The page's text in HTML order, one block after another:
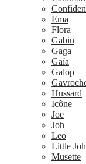
Ema
Flora
Gabin
Gaga
Gaïa
Galop
Hussard
Icône
Joe
Joh
Leo
Little Joh
Musette